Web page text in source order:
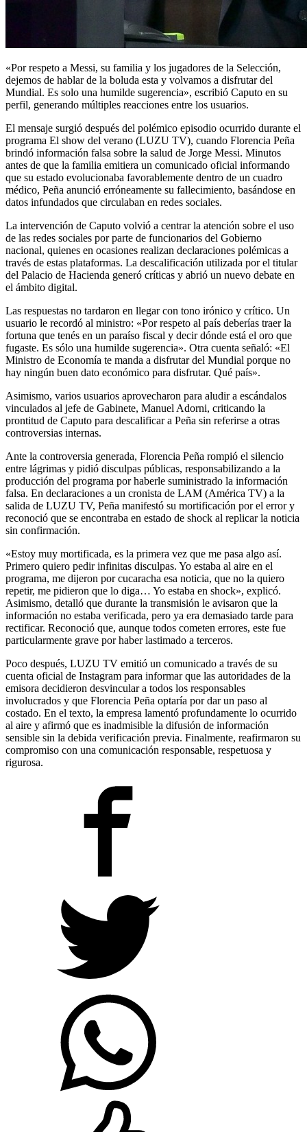
«Por respeto a Messi, su familia y los jugadores de la Selección,
dejemos de hablar de la boluda esta y volvamos a disfrutar del
Mundial. Es solo una humilde sugerencia», escribió Caputo en su
perfil, generando múltiples reacciones entre los usuarios.
El mensaje surgió después del polémico episodio ocurrido durante el
programa El show del verano (LUZU TV), cuando Florencia Peña
brindó información falsa sobre la salud de Jorge Messi. Minutos
antes de que la familia emitiera un comunicado oficial informando
que su estado evolucionaba favorablemente dentro de un cuadro
médico, Peña anunció erróneamente su fallecimiento, basándose en
datos infundados que circulaban en redes sociales.
La intervención de Caputo volvió a centrar la atención sobre el uso
de las redes sociales por parte de funcionarios del Gobierno
nacional, quienes en ocasiones realizan declaraciones polémicas a
través de estas plataformas. La descalificación utilizada por el titular
del Palacio de Hacienda generó críticas y abrió un nuevo debate en
el ámbito digital.
Las respuestas no tardaron en llegar con tono irónico y crítico. Un
usuario le recordó al ministro: «Por respeto al país deberías traer la
fortuna que tenés en un paraíso fiscal y decir dónde está el oro que
fugaste. Es sólo una humilde sugerencia». Otra cuenta señaló: «El
Ministro de Economía te manda a disfrutar del Mundial porque no
hay ningún buen dato económico para disfrutar. Qué país».
Asimismo, varios usuarios aprovecharon para aludir a escándalos
vinculados al jefe de Gabinete, Manuel Adorni, criticando la
prontitud de Caputo para descalificar a Peña sin referirse a otras
controversias internas.
Ante la controversia generada, Florencia Peña rompió el silencio
entre lágrimas y pidió disculpas públicas, responsabilizando a la
producción del programa por haberle suministrado la información
falsa. En declaraciones a un cronista de LAM (América TV) a la
salida de LUZU TV, Peña manifestó su mortificación por el error y
reconoció que se encontraba en estado de shock al replicar la noticia
sin confirmación.
«Estoy muy mortificada, es la primera vez que me pasa algo así.
Primero quiero pedir infinitas disculpas. Yo estaba al aire en el
programa, me dijeron por cucaracha esa noticia, que no la quiero
repetir, me pidieron que lo diga… Yo estaba en shock», explicó.
Asimismo, detalló que durante la transmisión le avisaron que la
información no estaba verificada, pero ya era demasiado tarde para
rectificar. Reconoció que, aunque todos cometen errores, este fue
particularmente grave por haber lastimado a terceros.
Poco después, LUZU TV emitió un comunicado a través de su
cuenta oficial de Instagram para informar que las autoridades de la
emisora decidieron desvincular a todos los responsables
involucrados y que Florencia Peña optaría por dar un paso al
costado. En el texto, la empresa lamentó profundamente lo ocurrido
al aire y afirmó que es inadmisible la difusión de información
sensible sin la debida verificación previa. Finalmente, reafirmaron su
compromiso con una comunicación responsable, respetuosa y
rigurosa.